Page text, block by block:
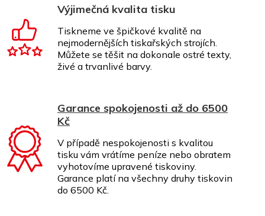
Výjimečná kvalita tisku
Tiskneme ve špičkové kvalitě na
nejmodernějších tiskařských strojích.
Můžete se těšit na dokonale ostré texty,
živé a trvanlivé barvy.
Garance spokojenosti až do 6500
Kč
V případě nespokojenosti s kvalitou
tisku vám vrátíme peníze nebo obratem
vyhotovíme upravené tiskoviny.
Garance platí na všechny druhy tiskovin
do 6500 Kč.